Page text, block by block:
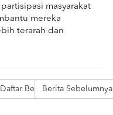
masyarakat
mereka
terarah dan
BeritaBerita